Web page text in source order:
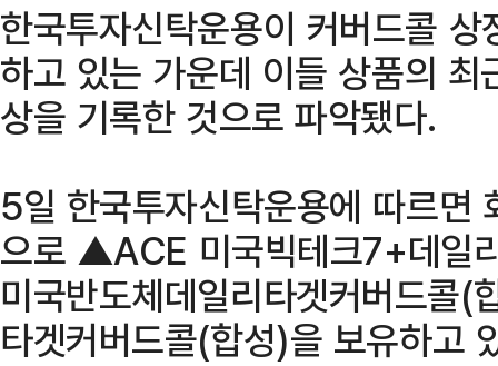
한국투자신탁운용이 커버드콜
하고 있는 가운데 이들 상품의
상을 기록한 것으로 파악됐다.
5일 한국투자신탁운용에 따르면
으로 ▲ACE 미국빅테크7+데일
미국반도체데일리타겟커버드
타겟커버드콜(합성)을 보유하고